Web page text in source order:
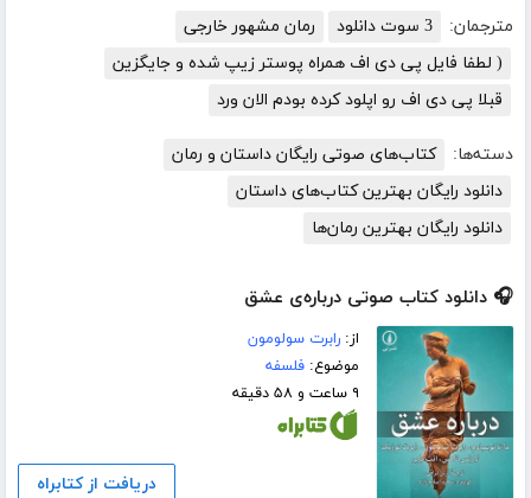
مترجمان: 3 سوت دانلود
رمان مشهور خارجی
( لطفا فایل پی دی اف همراه پوستر زیپ شده و جایگزین
قبلا پی دی اف رو اپلود کرده بودم الان ورد
دسته‌ها:
کتاب‌های صوتی رایگان داستان و رمان
دانلود رایگان بهترین کتاب‌های داستان
دانلود رایگان بهترین رمان‌ها
🎧 دانلود کتاب صوتی درباره‌ی عشق
از:رابرت سولومون
موضوع:فلسفه
۹ ساعت و ۵۸ دقیقه
دریافت از کتابراه